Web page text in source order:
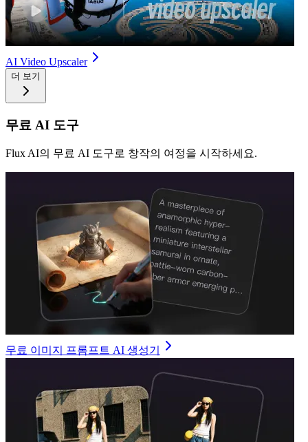
AI Video Upscaler
더 보기
무료 AI 도구
Flux AI의 무료 AI 도구로 창작의 여정을 시작하세요.
무료 이미지 프롬프트 AI 생성기